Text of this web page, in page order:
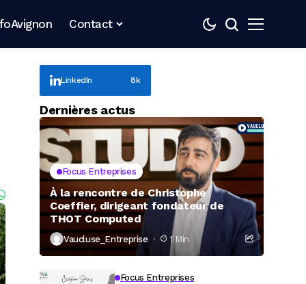
Contact
LinkedIn 8k
Dernières actus
Focus Entreprises
À la rencontre de Christophe
Coeffier, dirigeant fondateur de
THOT Computed
Vaucluse_Entreprise 1 Min
Focus Entreprises